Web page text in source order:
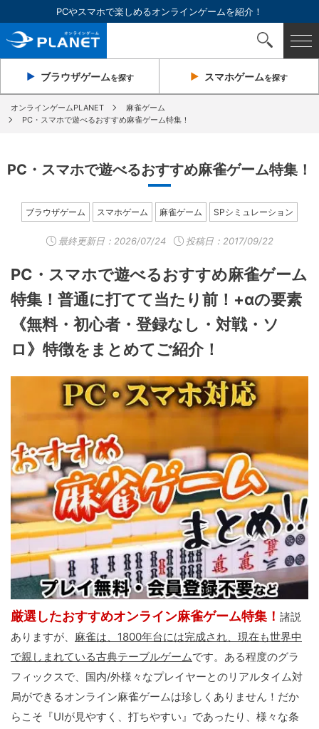
PCやスマホで楽しめるオンラインゲームを紹介！
ブラウザゲームを探す スマホゲームを探す
オンラインゲームPLANET
麻雀ゲーム
PC・スマホで遊べるおすすめ麻雀ゲーム特集！
PC・スマホで遊べるおすすめ麻雀ゲーム特集！
ブラウザゲーム スマホゲーム 麻雀ゲーム SPシミュレーション
最終更新日： 2026/07/24 投稿日：2017/09/22
PC・スマホで遊べるおすすめ麻雀ゲーム
特集！普通に打てて当たり前！+αの要素
《無料・初心者・登録なし・対戦・ソ
ロ》特徴をまとめてご紹介！
厳選したおすすめオンライン麻雀ゲーム特集！ 諸説
ありますが、 麻雀は、1800年台には完成され、現在も世界中
で親しまれている古典テーブルゲームです。ある程度のグラ
フィックスで、国内/外様々なプレイヤーとのリアルタイム対
局ができるオンライン麻雀ゲームは珍しくありません！だか
らこそ『UIが見やすく、打ちやすい』であったり、様々な条